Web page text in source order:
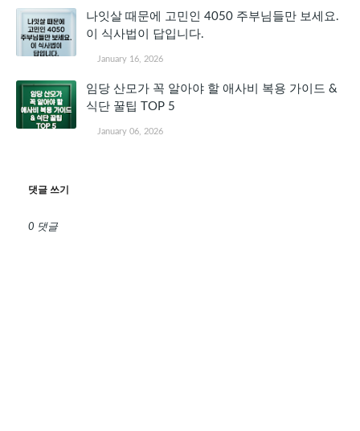
나잇살 때문에 고민인 4050 주부님들만 보세요.
이 식사법이 답입니다.
January 16, 2026
임당 산모가 꼭 알아야 할 애사비 복용 가이드 &
식단 꿀팁 TOP 5
January 06, 2026
댓글 쓰기
0 댓글